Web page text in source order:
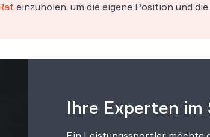
einzuholen, um die eigene Position und
Ihre Experten